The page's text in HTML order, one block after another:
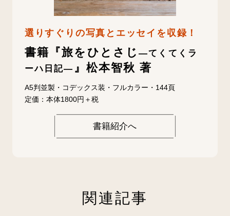
選りすぐりの写真とエッセイを収録！
書籍『旅をひとさじ—てくてくラ
ーハ日記— 』松本智秋 著
A5判並製・コデックス装・フルカラー・144頁
定価：本体1800円＋税
書籍紹介へ
関連記事